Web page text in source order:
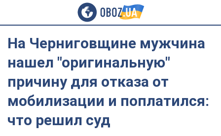
На Черниговщине мужчина
нашел "оригинальную"
причину для отказа от
мобилизации и поплатился:
что решил суд